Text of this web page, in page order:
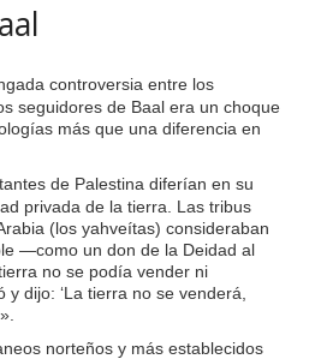
controversia entre los
seguidores de Baal era un choque
más que una diferencia en
de Palestina diferían en su
privada de la tierra. Las tribus
(los yahveítas) consideraban
—como un don de la Deidad al
no se podía vender ni
y dijo: ‘La tierra no se venderá,
norteños y más establecidos